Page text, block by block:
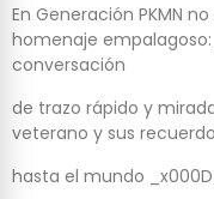
En Generación PKMN
homenaje
conversación
de trazo rápido y
veterano y sus
hasta el mundo